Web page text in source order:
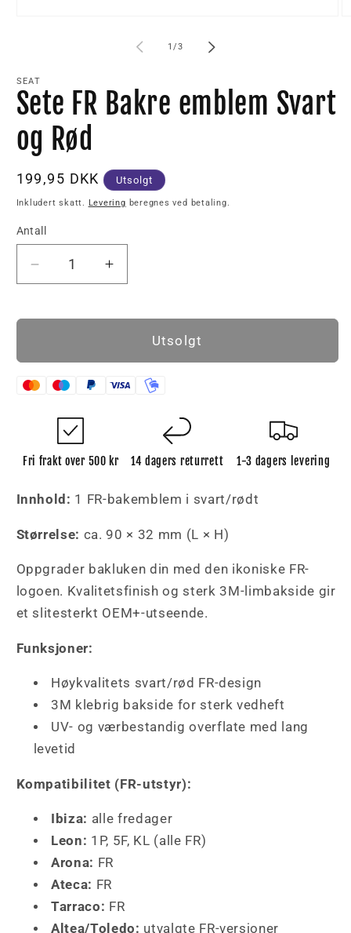
1/av
3
SEAT
Sete FR Bakre emblem Svart
og Rød
Vanlig
pris
199,95 DKK Utsolgt
Inkludert skatt. Levering beregnes ved betaling.
Antall
Reduser
antallet
Bakre
emblem
Øk
antallet
Bakre
emblem
Utsolgt
Fri frakt over 500 kr 14 dagers returrett 1-3 dagers levering
Innhold: 1 FR-bakemblem i svart/rødt
Størrelse: ca. 90 × 32 mm (L × H)
Oppgrader bakluken din med den ikoniske FR-
logoen. Kvalitetsfinish og sterk 3M-limbakside gir
et slitesterkt OEM+-utseende.
Funksjoner:
Høykvalitets svart/rød FR-design
3M klebrig bakside for sterk vedheft
UV- og værbestandig overflate med lang
levetid
Kompatibilitet (FR-utstyr):
Ibiza: alle fredager
Leon: 1P, 5F, KL (alle FR)
Arona: FR
Ateca: FR
Tarraco: FR
Altea/Toledo: utvalgte FR-versjoner